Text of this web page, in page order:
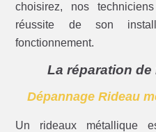
choisirez, nos
réussite de son
fonctionnement.
La réparation
Dépannage Rideau
Un rideaux métallique